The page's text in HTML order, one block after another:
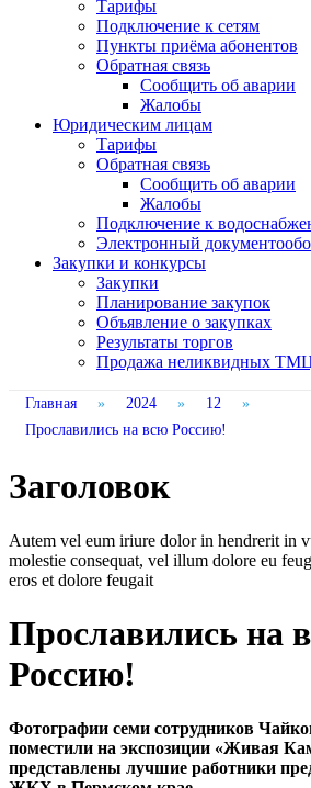
Тарифы
Подключение к сетям
Пункты приёма абонентов
Обратная связь
Сообщить об аварии
Жалобы
Юридическим лицам
Тарифы
Обратная связь
Сообщить об аварии
Жалобы
Подключение к
Электронный
Закупки и конкурсы
Закупки
Планирование закупок
Объявление о закупках
Результаты торгов
Продажа неликвидных
Главная » 2024 » 12
»
Прославились на всю Россию!
Заголовок
Autem vel eum iriure dolor in hendrerit in
molestie consequat, vel illum dolore eu
eros et dolore feugait
Прославились на
Россию!
Фотографии семи сотрудников
поместили на экспозиции «Живая
представлены лучшие работники